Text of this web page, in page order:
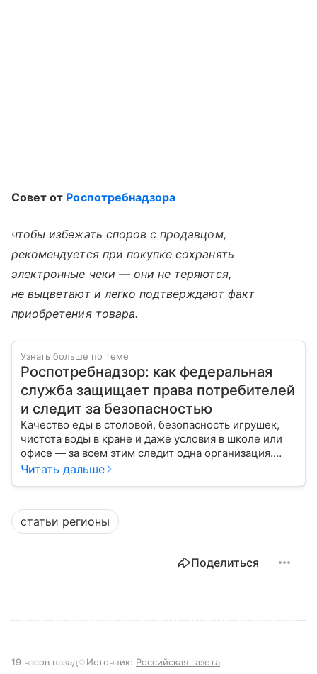
Совет от Роспотребнадзора
чтобы избежать споров с продавцом,
рекомендуется при покупке сохранять
электронные чеки — они не теряются,
не выцветают и легко подтверждают факт
приобретения товара.
Узнать больше по теме
Роспотребнадзор: как федеральная
служба защищает права потребителей
и следит за безопасностью
Качество еды в столовой, безопасность игрушек,
чистота воды в кране и даже условия в школе или
офисе — за всем этим следит одна организация.
Роспотребнадзор — федеральная служба, которая
устроена эта служба, чем она занимается и почему
её работа важна для каждого жителя России.
Читать дальше
статьи регионы
Поделиться
19 часов назад Источник: Российская газета